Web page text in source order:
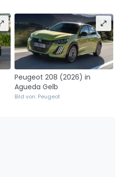
Peugeot 208 (2026) in
Agueda Gelb
Bild von: Peugeot